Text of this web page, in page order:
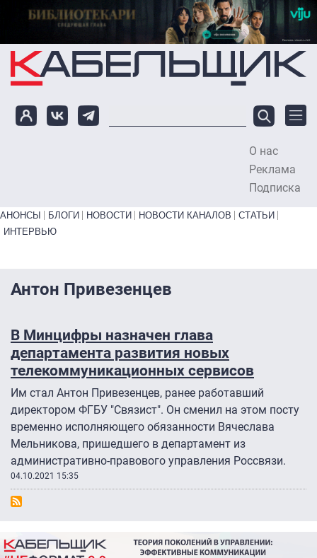
Перейти к основному содержанию
О нас
Реклама
Подписка
Primary links bottom
АНОНСЫ БЛОГИ НОВОСТИ НОВОСТИ КАНАЛОВ
СТАТЬИ
ИНТЕРВЬЮ
Антон Привезенцев
В Минцифры назначен глава
департамента развития новых
телекоммуникационных сервисов
Им стал Антон Привезенцев, ранее работавший
директором ФГБУ "Связист". Он сменил на этом посту
временно исполняющего обязанности Вячеслава
Мельникова, пришедшего в департамент из
административно-правового управления Россвязи.
04.10.2021 15:35